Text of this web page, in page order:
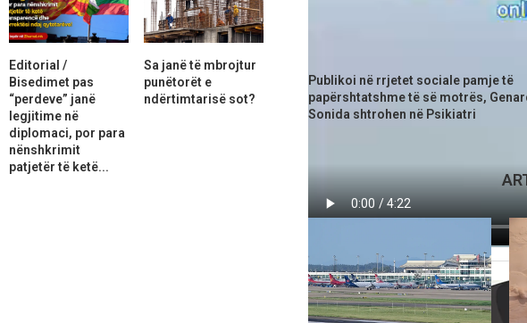
Publikoi në rrjetet sociale pamje të
papërshtatshme të së motrës,
Sonida shtrohen në Psikiatri
Editorial /
Bisedimet pas
“perdeve” janë
legjitime në
diplomaci, por para
nënshkrimit
patjetër të ketë...
Sa janë të mbrojtur
punëtorët e
ndërtimtarisë sot?